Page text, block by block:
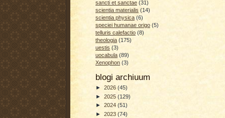
sancti et sanctae (31)
scientia materialis (14)
scientia physica (6)
speciei humanae origo (5)
telluris calefactio (8)
theologia (175)
uestis (3)
uocabula (89)
Xenophon (3)
blogi archiuum
► 2026 (45)
► 2025 (129)
► 2024 (51)
► 2023 (74)